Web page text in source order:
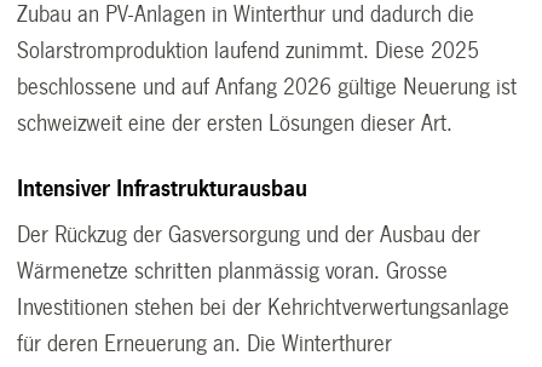
Zubau an PV-Anlagen in Winterthur und dadurch die
Solarstromproduktion laufend zunimmt. Diese 2025
beschlossene und auf Anfang 2026 gültige Neuerung ist
schweizweit eine der ersten Lösungen dieser Art.
Intensiver Infrastrukturausbau
Der Rückzug der Gasversorgung und der Ausbau der
Wärmenetze schritten planmässig voran. Grosse
Investitionen stehen bei der Kehrichtverwertungsanlage
für deren Erneuerung an. Die Winterthurer